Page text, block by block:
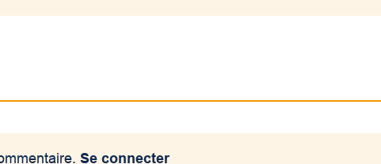
Se connecter